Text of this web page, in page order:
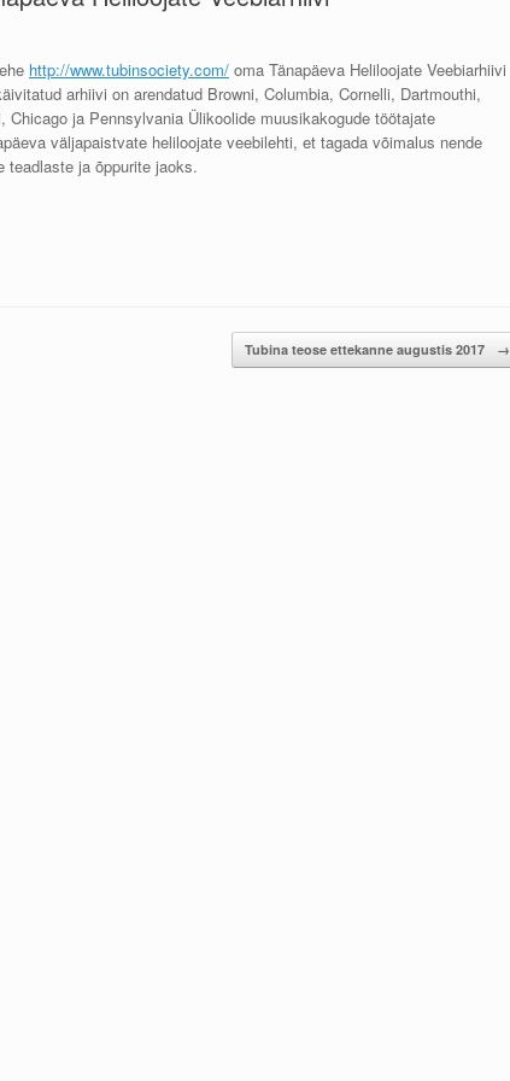
http://www.tubinsociety.com/ oma Tänapäeva Heliloojate Veebiarhiivi
arhiivi on arendatud Browni, Columbia, Cornelli, Dartmouthi,
Chicago ja Pennsylvania Ülikoolide muusikakogude töötajate
väljapaistvate heliloojate veebilehti, et tagada võimalus nende
teadlaste ja õppurite jaoks.
Tubina teose ettekanne augustis 2017 →